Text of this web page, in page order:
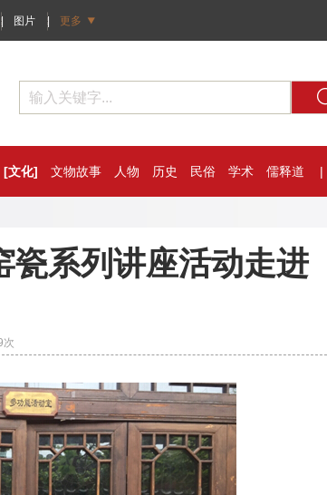
| 图片 | 更多
[文化] 文物故事 人物 历史 民俗 学术 儒释道 |
系列讲座活动走进
次